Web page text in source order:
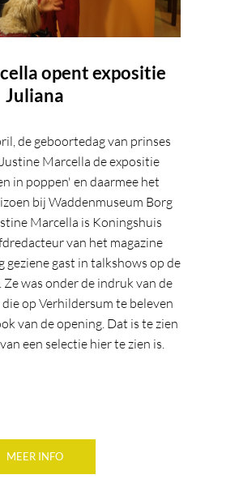
opent expositie
Juliana
de geboortedag van prinses
Marcella de expositie
in poppen' en daarmee het
bij Waddenmuseum Borg
Marcella is Koningshuis
van het magazine
geziene gast in talkshows op de
was onder de indruk van de
op Verhildersum te beleven
van de opening. Dat is te zien
een selectie hier te zien is.
MEER INFO